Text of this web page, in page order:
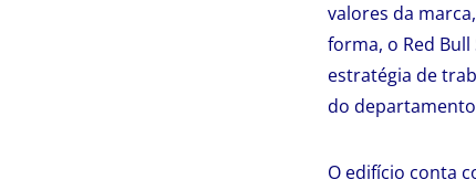
valores da
forma, o Red
estratégia de
do
O edifício conta